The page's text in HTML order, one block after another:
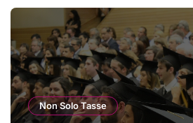
Non Solo Tasse